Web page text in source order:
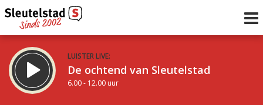
LUISTER LIVE:
De ochtend van Sleutelstad
6.00 - 12.00 uur